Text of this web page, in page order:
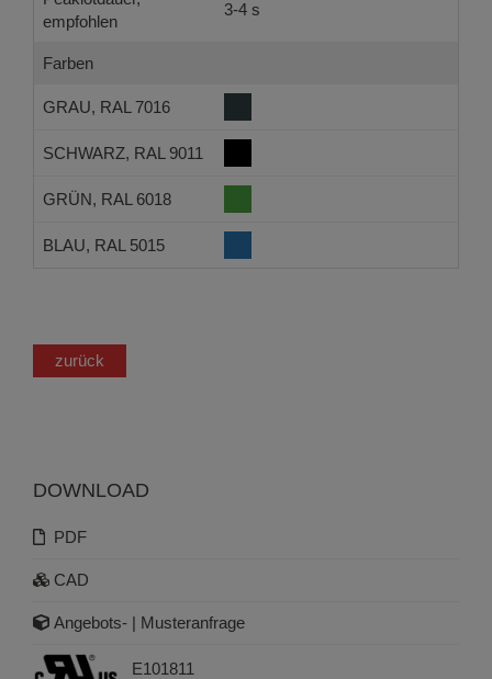
empfohlen
3-4 s
Farben
GRAU, RAL 7016
SCHWARZ, RAL 9011
GRÜN, RAL 6018
BLAU, RAL 5015
zurück
DOWNLOAD
PDF
CAD
Angebots- | Musteranfrage
E101811